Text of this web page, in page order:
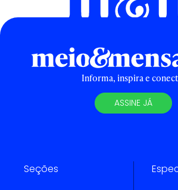
Informa, inspira e
ASSINE JÁ
Seções